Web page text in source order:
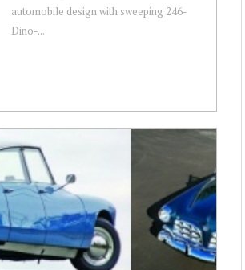
automobile design with sweeping 246-
Dino-...